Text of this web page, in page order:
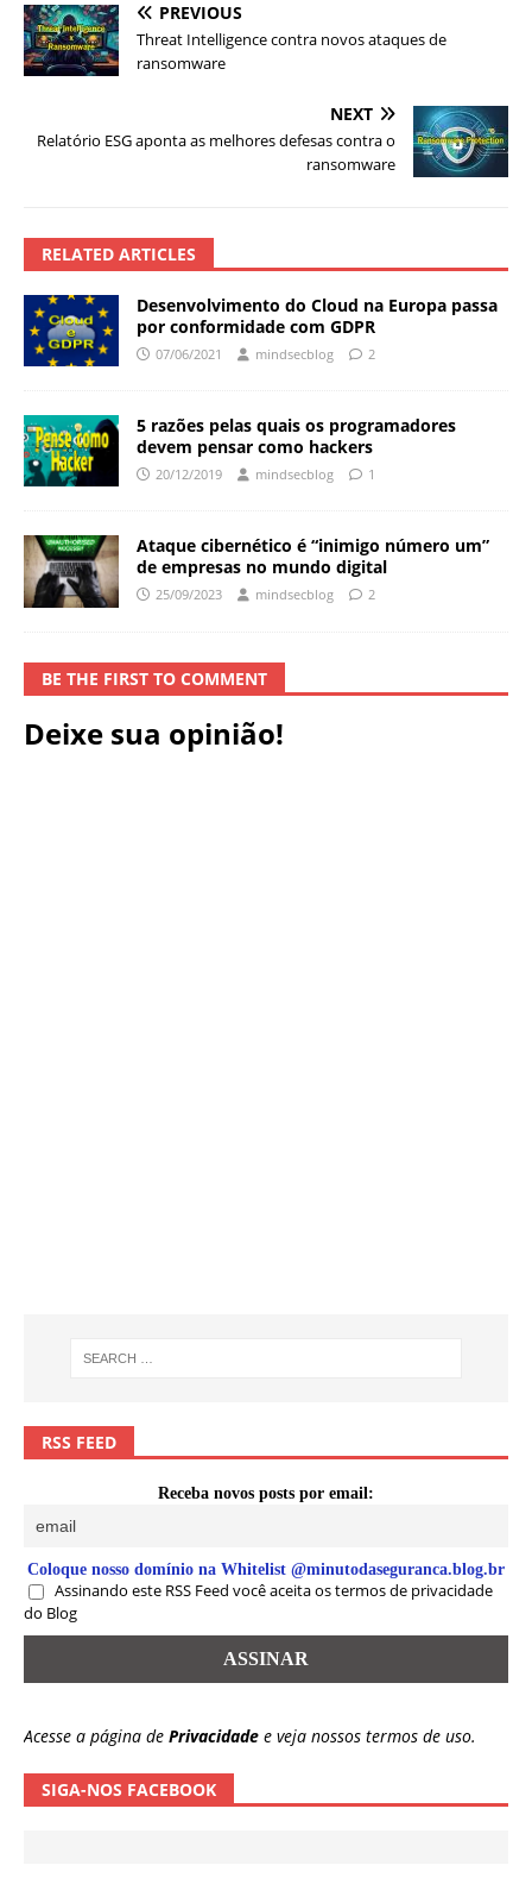
PREVIOUS
Threat Intelligence contra novos ataques de
ransomware
NEXT
Relatório ESG aponta as melhores defesas contra o
ransomware
RELATED ARTICLES
Desenvolvimento do Cloud na Europa passa
por conformidade com GDPR
07/06/2021 mindsecblog 2
5 razões pelas quais os programadores
devem pensar como hackers
20/12/2019 mindsecblog 1
Ataque cibernético é “inimigo número um”
de empresas no mundo digital
25/09/2023 mindsecblog 2
BE THE FIRST TO COMMENT
Deixe sua opinião!
RSS FEED
Receba novos posts por email:
Coloque nosso domínio na Whitelist @minutodaseguranca.blog.br
Assinando este RSS Feed você aceita os termos de privacidade
do Blog
Acesse a página de Privacidade e veja nossos termos de uso.
SIGA-NOS FACEBOOK